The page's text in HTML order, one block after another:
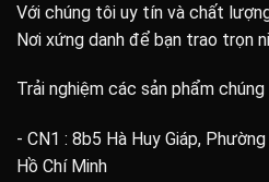
Với chúng tôi uy tín và chất
Nơi xứng danh để bạn trao trọn
Trải nghiệm các sản phẩm
- CN1 : 8b5 Hà Huy Giáp,
Hồ Chí Minh